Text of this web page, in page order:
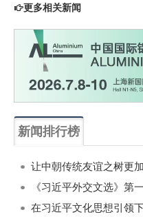
更多相关新闻
新闻排行榜
《习近平外交文选》第